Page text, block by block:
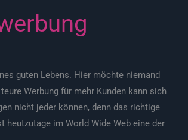
guten Lebens. Hier möchte niemand
Werbung für mehr Kunden kann sich
nicht jeder können, denn das richtige
heutzutage im World Wide Web eine der